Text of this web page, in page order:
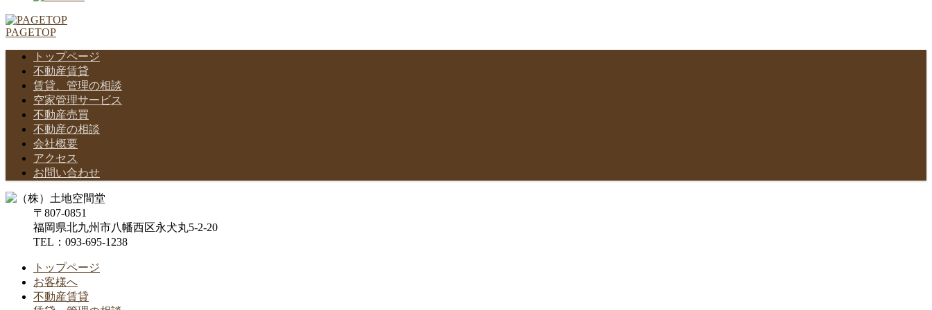
PAGETOP
トップページ
不動産賃貸
賃貸、管理の相談
空家管理サービス
不動産売買
不動産の相談
会社概要
アクセス
お問い合わせ
〒807-0851
福岡県北九州市八幡西区永犬丸5-2-20
TEL：093-695-1238
トップページ
お客様へ
不動産賃貸